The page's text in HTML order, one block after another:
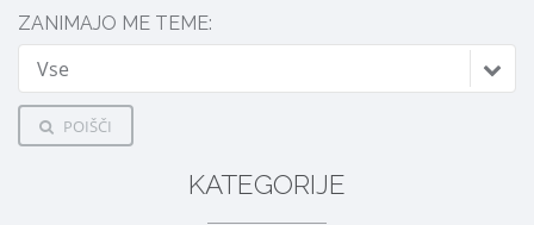
ZANIMAJO ME TEME:
Vse
POIŠČI
KATEGORIJE